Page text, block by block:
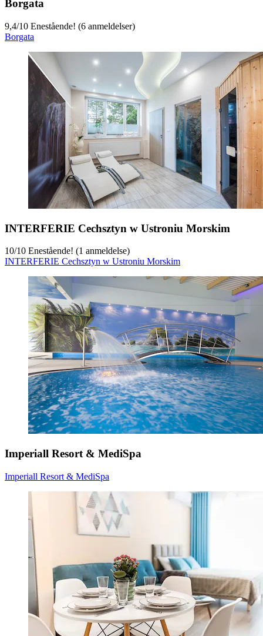
Borgata
9,4/10 Enestående! (6 anmeldelser)
Borgata
INTERFERIE Cechsztyn w Ustroniu Morskim
10/10 Enestående! (1 anmeldelse)
INTERFERIE Cechsztyn w Ustroniu Morskim
Imperiall Resort & MediSpa
Imperiall Resort & MediSpa